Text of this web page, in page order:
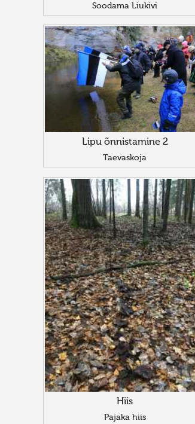
Soodama Liukivi
Lipu õnnistamine 2
Taevaskoja
Hiis
Pajaka hiis